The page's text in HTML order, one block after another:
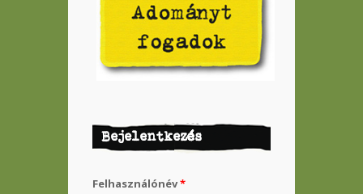
Bejelentkezés
Felhasználónév*